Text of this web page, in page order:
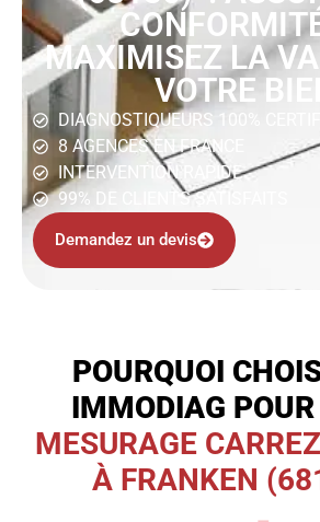
MAXIMISEZ LA
VOTRE BIEN
DIAGNOSTIQUEURS 100%
8 AGENCES EN FRANCE
INTERVENTION RAPIDE
99% DE CLIENTS SATISFAITS
Demandez un devis
POURQUOI
IMMODIAG
MESURAGE
À FRANKEN